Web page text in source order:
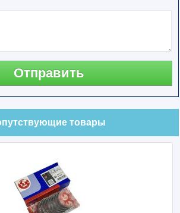
Отправить
товары